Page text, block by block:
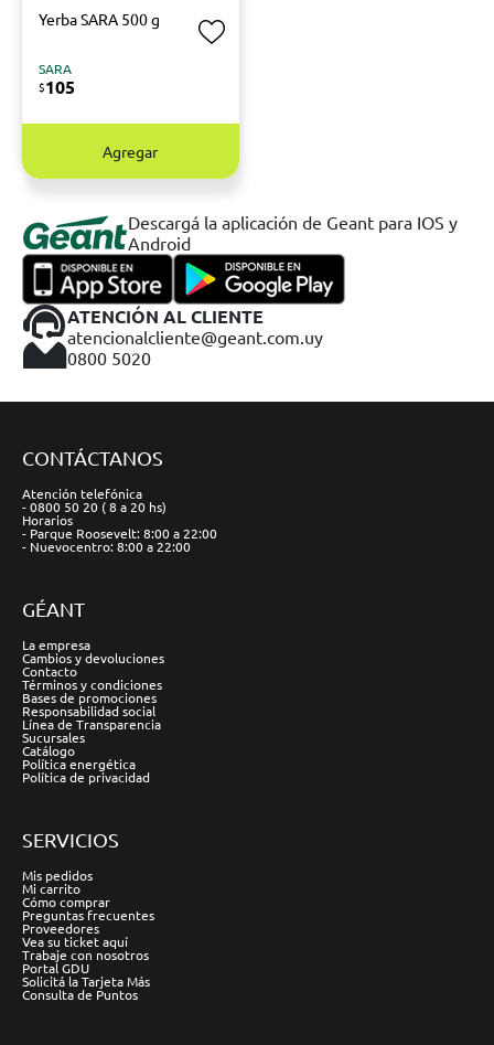
Yerba SARA 500 g
SARA
$105
Agregar
Descargá la aplicación de Geant para IOS y
Android
ATENCIÓN AL CLIENTE
atencionalcliente@geant.com.uy
0800 5020
CONTÁCTANOS
Atención telefónica
- 0800 50 20 ( 8 a 20 hs)
Horarios
- Parque Roosevelt: 8:00 a 22:00
- Nuevocentro: 8:00 a 22:00
GÉANT
La empresa
Cambios y devoluciones
Contacto
Términos y condiciones
Bases de promociones
Responsabilidad social
Línea de Transparencia
Sucursales
Catálogo
Política energética
Política de privacidad
SERVICIOS
Mis pedidos
Mi carrito
Cómo comprar
Preguntas frecuentes
Proveedores
Vea su ticket aquí
Trabaje con nosotros
Portal GDU
Solicitá la Tarjeta Más
Consulta de Puntos